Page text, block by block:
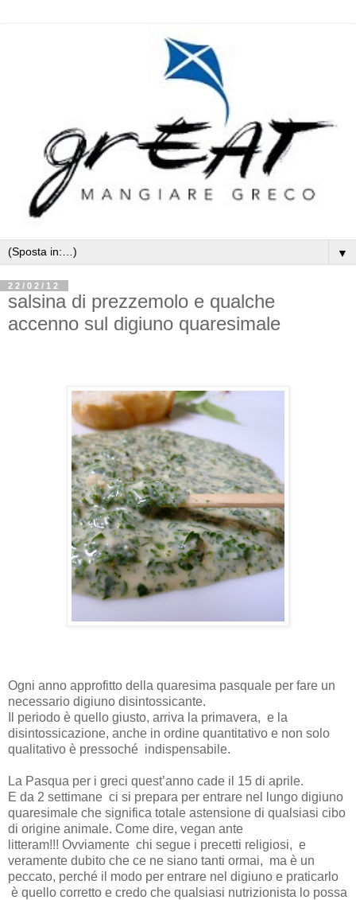
▼
22/02/12
salsina di prezzemolo e qualche
accenno sul digiuno quaresimale
Ogni anno approfitto della quaresima pasquale per fare un
necessario digiuno disintossicante.
Il periodo è quello giusto, arriva la primavera, e la
disintossicazione, anche in ordine quantitativo e non solo
qualitativo è pressoché indispensabile.
La Pasqua per i greci quest’anno cade il 15 di aprile.
E da 2 settimane ci si prepara per entrare nel lungo digiuno
quaresimale che significa totale astensione di qualsiasi cibo
di origine animale. Come dire, vegan ante
litteram!!! Ovviamente chi segue i precetti religiosi, e
veramente dubito che ce ne siano tanti ormai, ma è un
peccato, perché il modo per entrare nel digiuno e praticarlo
è quello corretto e credo che qualsiasi nutrizionista lo possa